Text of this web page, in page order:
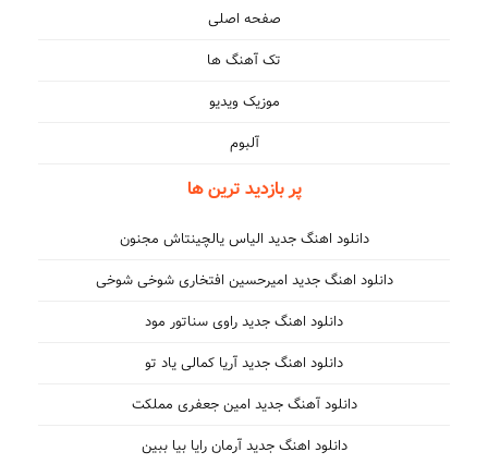
صفحه اصلی
تک آهنگ ها
موزیک ویدیو
آلبوم
پر بازدید ترین ها
دانلود اهنگ جدید الیاس یالچینتاش مجنون
دانلود اهنگ جدید امیرحسین افتخاری شوخی شوخی
دانلود اهنگ جدید راوی سناتور مود
دانلود اهنگ جدید آریا کمالی یاد تو
دانلود آهنگ جدید امین جعفری مملکت
دانلود اهنگ جدید آرمان رایا بیا ببین